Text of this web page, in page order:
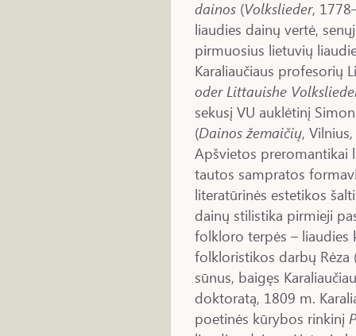
dainos (Volkslieder,
liaudies dainų vertė,
pirmuosius lietuvių
Karaliaučiaus profesorių
oder Littauishe
sekusį VU auklėtinį
(Dainos žemaičių,
Apšvietos preromantikai
tautos sampratos
literatūrinės estetikos
dainų stilistika pirmieji
folkloro terpės – liaudies
folkloristikos darbų
sūnus, baigęs
doktoratą, 1809 m.
poetinės kūrybos rinkinį